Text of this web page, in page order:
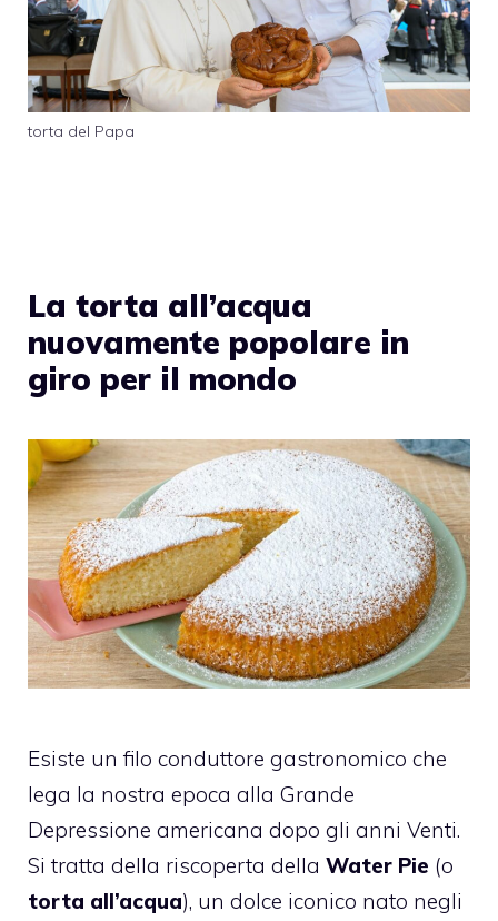
torta del Papa
La torta all’acqua
nuovamente popolare in
giro per il mondo
Esiste un filo conduttore gastronomico che
lega la nostra epoca alla Grande
Depressione americana dopo gli anni Venti.
Si tratta della riscoperta della Water Pie (o
torta all’acqua), un dolce iconico nato negli